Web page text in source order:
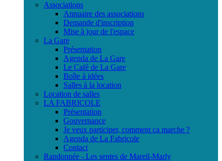
Associations
Annuaire des associations
Demande d'inscription
Mise à jour de l'espace
La Gare
Présentation
Agenda de La Gare
Le Café de La Gare
Boîte à idées
Salles à la location
Location de salles
LA FABRICOLE
Présentation
Gouvernance
Je veux participer, comment ça marche ?
Agenda de La Fabricole
Contact
Randonnée - Les sentes de Mareil-Marly